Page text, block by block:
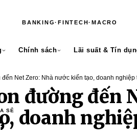
BANKING·FINTECH·MACRO
Chính sách Lãi suất & Tín
Net Zero: Nhà nước kiến tạo, doanh nghiệp
đường đến
doanh
SẺ